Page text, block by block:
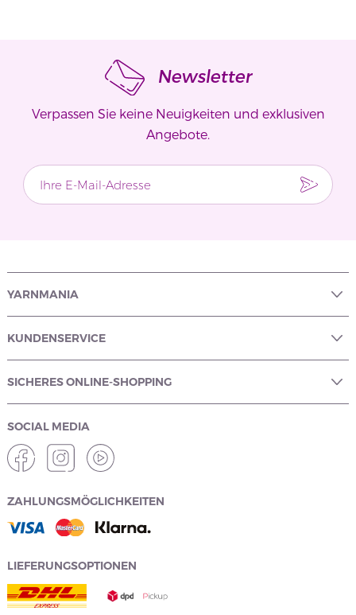
Newsletter
Verpassen Sie keine Neuigkeiten und exklusiven
Angebote.
YARNMANIA
KUNDENSERVICE
SICHERES ONLINE-SHOPPING
SOCIAL MEDIA
ZAHLUNGSMÖGLICHKEITEN
LIEFERUNGSOPTIONEN